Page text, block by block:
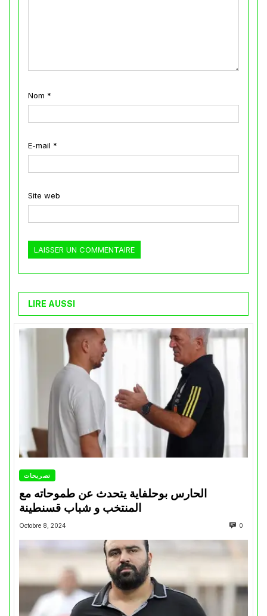
Nom *
E-mail *
Site web
LIRE AUSSI
تصريحات
الحارس بوحلفاية يتحدث عن طموحاته مع
المنتخب و شباب قسنطينة
Octobre 8, 2024 0